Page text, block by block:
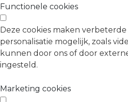
Functionele cookies
Deze cookies maken
personalisatie mogelijk, zoals
kunnen door ons of door
ingesteld.
Marketing cookies